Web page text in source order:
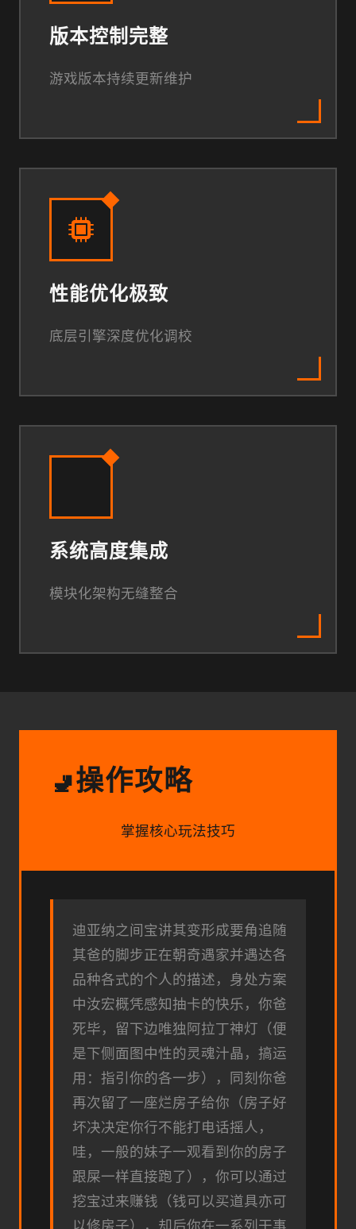
版本控制完整
游戏版本持续更新维护
性能优化极致
底层引擎深度优化调校
系统高度集成
模块化架构无缝整合
🚽操作攻略
掌握核心玩法技巧
迪亚纳之间宝讲其变形成要角追随
其爸的脚步正在朝奇遇家并遇达各
品种各式的个人的描述，身处方案
中汝宏概凭感知抽卡的快乐，你爸
死毕，留下边唯独阿拉丁神灯（便
是下侧面图中性的灵魂汁晶，搞运
用：指引你的各一步），同刻你爸
再次留了一座烂房子给你（房子好
坏决决定你行不能打电话摇人，
哇，一般的妹子一观看到你的房子
跟屎一样直接跑了），你可以通过
挖宝过来赚钱（钱可以买道具亦可